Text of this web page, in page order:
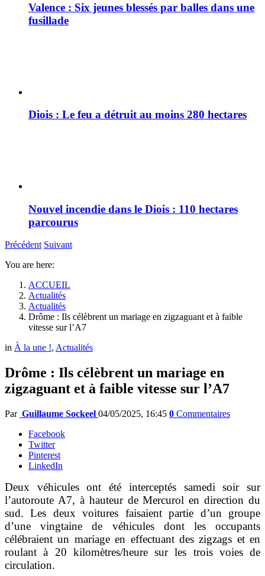
Valence : Six jeunes blessés par balles dans une
fusillade
Diois : Le feu a détruit au moins 280 hectares
Nouvel incendie dans le Diois : 110 hectares
parcourus
Précédent Suivant
You are here:
ACCUEIL
Actualités
Actualités
Drôme : Ils célèbrent un mariage en zigzaguant et à faible
vitesse sur l’A7
in À la une !, Actualités
Drôme : Ils célèbrent un mariage en
zigzaguant et à faible vitesse sur l’A7
Par Guillaume Sockeel 04/05/2025, 16:45 0 Commentaires
Facebook
Twitter
Pinterest
LinkedIn
Deux véhicules ont été interceptés samedi soir sur
l’autoroute A7, à hauteur de Mercurol en direction du
sud. Les deux voitures faisaient partie d’un groupe
d’une vingtaine de véhicules dont les occupants
célébraient un mariage en effectuant des zigzags et en
roulant à 20 kilomètres/heure sur les trois voies de
circulation.